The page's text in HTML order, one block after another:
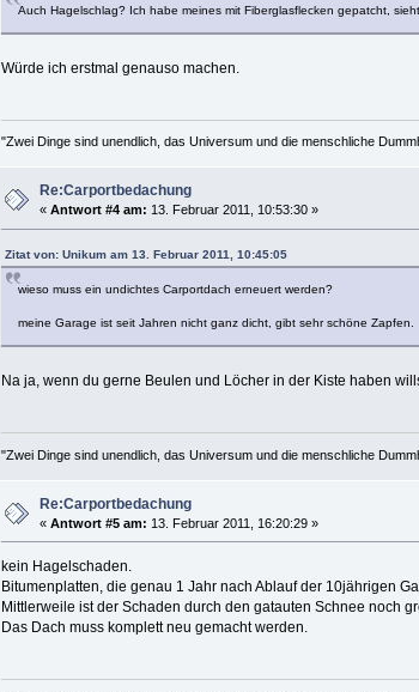
Auch Hagelschlag? Ich habe meines mit Fiberglasflecken gepatcht,
Würde ich erstmal genauso machen.
"Zwei Dinge sind unendlich, das Universum und die menschliche
Re:Carportbedachung
«Antwort #4 am: 13. Februar 2011, 10:53:30 »
Zitat von: Unikum am 13. Februar 2011, 10:45:05
wieso muss ein undichtes Carportdach erneuert werden?
meine Garage ist seit Jahren nicht ganz dicht, gibt sehr schöne Zapfen.
Na ja, wenn du gerne Beulen und Löcher in der Kiste haben
"Zwei Dinge sind unendlich, das Universum und die menschliche
Re:Carportbedachung
«Antwort #5 am: 13. Februar 2011, 16:20:29 »
kein Hagelschaden.
Bitumenplatten, die genau 1 Jahr nach Ablauf der 10jährigen
Mittlerweile ist der Schaden durch den gatauten Schnee noch
Das Dach muss komplett neu gemacht werden.